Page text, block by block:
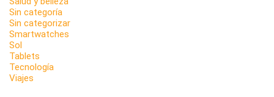
Sin categoría
Sin categorizar
Smartwatches
Sol
Tablets
Tecnología
Viajes